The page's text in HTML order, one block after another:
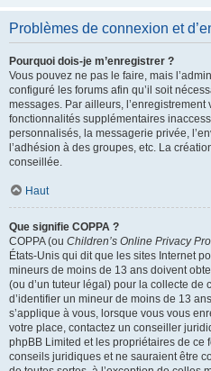
Problèmes de connexion et
Pourquoi dois-je m’enregistrer ?
Vous pouvez ne pas le faire, mais
configuré les forums afin qu’il soit
messages. Par ailleurs,
fonctionnalités supplémentaires
personnalisés, la messagerie privée,
l’adhésion à des groupes, etc. La
conseillée.
Haut
Que signifie COPPA ?
COPPA (ou Children’s Online Privacy
États-Unis qui dit que les sites Internet
mineurs de moins de 13 ans doivent
(ou d’un tuteur légal) pour la collecte de
d’identifier un mineur de moins de 13
s’applique à vous, lorsque vous vous
votre place, contactez un conseiller
phpBB Limited et les propriétaires de ce
conseils juridiques et ne sauraient être